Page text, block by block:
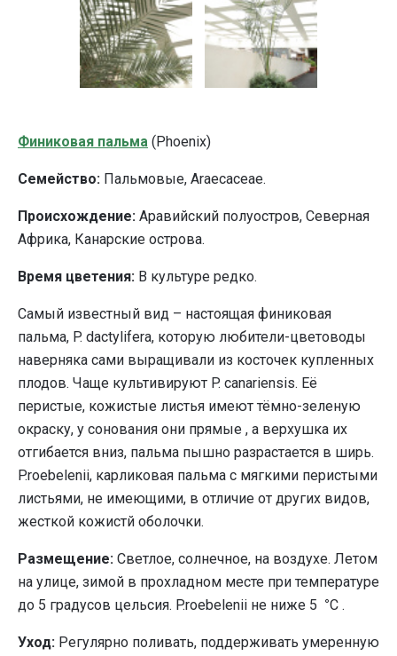
Финиковая пальма (Phoenix)
Семейство: Пальмовые, Araecaceae.
Происхождение: Аравийский полуостров, Северная
Африка, Канарские острова.
Время цветения: В культуре редко.
Самый известный вид – настоящая финиковая
пальма, P. dactylifera, которую любители-цветоводы
наверняка сами выращивали из косточек купленных
плодов. Чаще культивируют P. canariensis. Её
перистые, кожистые листья имеют тёмно-зеленую
окраску, у сонования они прямые , а верхушка их
отгибается вниз, пальма пышно разрастается в ширь.
P.roebelenii, карликовая пальма с мягкими перистыми
листьями, не имеющими, в отличие от других видов,
жесткой кожистй оболочки.
Размещение: Светлое, солнечное, на воздухе. Летом
на улице, зимой в прохладном месте при температуре
до 5 градусов цельсия. P.roebelenii не ниже 5 °C .
Уход: Регулярно поливать, поддерживать умеренную